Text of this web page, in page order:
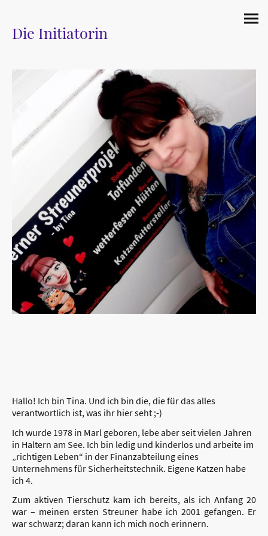
Die Initiatorin
Hallo! Ich bin Tina. Und ich bin die, die für das alles
verantwortlich ist, was ihr hier seht ;-)
Ich wurde 1978 in Marl geboren, lebe aber seit vielen Jahren
in Haltern am See. Ich bin ledig und kinderlos und arbeite im
„richtigen Leben“ in der Finanzabteilung eines
Unternehmens für Sicherheitstechnik. Eigene Katzen habe
ich 4.
Zum aktiven Tierschutz kam ich bereits, als ich Anfang 20
war – meinen ersten Streuner habe ich 2001 gefangen. Er
war schwarz; daran kann ich mich noch erinnern.